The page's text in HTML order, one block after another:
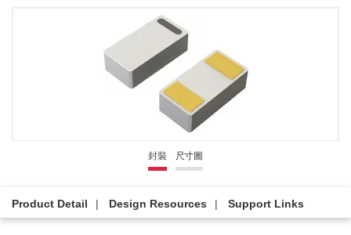
封裝 尺寸圖
Product Detail Design Resources Support Links